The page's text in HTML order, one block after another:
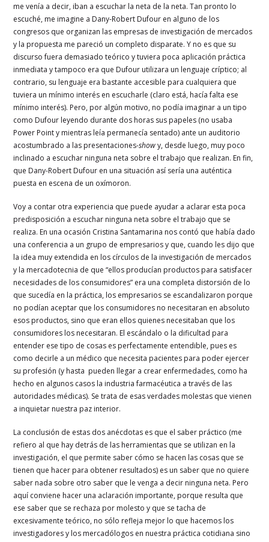
me venía a decir, iban a escuchar la neta de la neta. Tan pronto lo
escuché, me imagine a Dany-Robert Dufour en alguno de los
congresos que organizan las empresas de investigación de mercados
y la propuesta me pareció un completo disparate. Y no es que su
discurso fuera demasiado teórico y tuviera poca aplicación práctica
inmediata y tampoco era que Dufour utilizara un lenguaje críptico; al
contrario, su lenguaje era bastante accesible para cualquiera que
tuviera un mínimo interés en escucharle (claro está, hacía falta ese
mínimo interés). Pero, por algún motivo, no podía imaginar a un tipo
como Dufour leyendo durante dos horas sus papeles (no usaba
Power Point y mientras leía permanecía sentado) ante un auditorio
acostumbrado a las presentaciones-showy, desde luego, muy poco
inclinado a escuchar ninguna neta sobre el trabajo que realizan. En fin,
que Dany-Robert Dufour en una situación así sería una auténtica
puesta en escena de un oxímoron.
Voy a contar otra experiencia que puede ayudar a aclarar esta poca
predisposición a escuchar ninguna neta sobre el trabajo que se
realiza. En una ocasión Cristina Santamarina nos contó que había dado
una conferencia a un grupo de empresarios y que, cuando les dijo que
la idea muy extendida en los círculos de la investigación de mercados
y la mercadotecnia de que “ellos producían productos para satisfacer
necesidades de los consumidores” era una completa distorsión de lo
que sucedía en la práctica, los empresarios se escandalizaron porque
no podían aceptar que los consumidores no necesitaran en absoluto
esos productos, sino que eran ellos quienes necesitaban que los
consumidores los necesitaran. El escándalo o la dificultad para
entender ese tipo de cosas es perfectamente entendible, pues es
como decirle a un médico que necesita pacientes para poder ejercer
su profesión (y hasta pueden llegar a crear enfermedades, como ha
hecho en algunos casos la industria farmacéutica a través de las
autoridades médicas). Se trata de esas verdades molestas que vienen
a inquietar nuestra paz interior.
La conclusión de estas dos anécdotas es que el saber práctico (me
refiero al que hay detrás de las herramientas que se utilizan en la
investigación, el que permite saber cómo se hacen las cosas que se
tienen que hacer para obtener resultados) es un saber que no quiere
saber nada sobre otro saber que le venga a decir ninguna neta. Pero
aquí conviene hacer una aclaración importante, porque resulta que
ese saber que se rechaza por molesto y que se tacha de
excesivamente teórico, no sólo refleja mejor lo que hacemos los
investigadores y los mercadólogos en nuestra práctica cotidiana sino